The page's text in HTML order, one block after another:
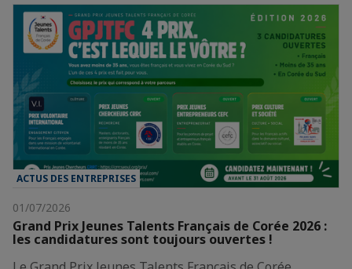
ACTUS DES ENTREPRISES
01/07/2026
Grand Prix Jeunes Talents Français de Corée 2026 :
les candidatures sont toujours ouvertes !